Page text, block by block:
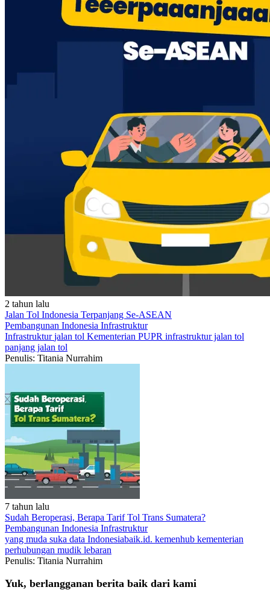
2 tahun lalu
Jalan Tol Indonesia Terpanjang Se-ASEAN
Pembangunan Indonesia Infrastruktur
Infrastrukturjalan tol Kementerian PUPR infrastruktur jalan tol
panjang jalan tol
Penulis: Titania Nurrahim
7 tahun lalu
Sudah Beroperasi, Berapa Tarif Tol Trans Sumatera?
Pembangunan Indonesia Infrastruktur
yang muda suka data Indonesiabaik.id. kemenhub kementerian
perhubungan mudik lebaran
Penulis: Titania Nurrahim
Yuk, berlangganan berita baik dari kami